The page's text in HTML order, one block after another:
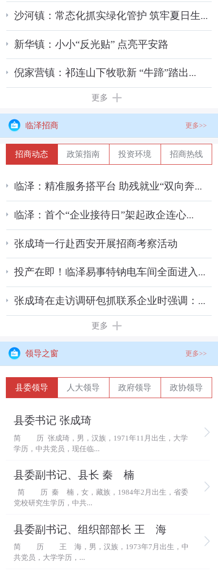
沙河镇：常态化抓实绿化管护 筑牢夏日生...
新华镇：小小“反光贴” 点亮平安路
倪家营镇：祁连山下牧歌新 “牛蹄”踏出...
更多
临泽招商 更多>>
招商动态 政策指南 投资环境 招商热线
临泽：精准服务搭平台 助残就业“双向奔...
临泽：首个“企业接待日”架起政企连心...
张成琦一行赴西安开展招商考察活动
投产在即！临泽易事特钠电车间全面进入...
张成琦在走访调研包抓联系企业时强调：...
更多
领导之窗 更多>>
县委领导 人大领导 政府领导 政协领导
县委书记 张成琦
简 历 张成琦，男，汉族，1971年11月出生，大学
学历，中共党员，现任临...
县委副书记、县长 秦 楠
简 历 秦 楠，女，藏族，1984年2月出生，省委
党校研究生学历，中共...
县委副书记、组织部部长 王 海
简 历 王 海，男，汉族，1973年7月出生，中
共党员，大学学历，...